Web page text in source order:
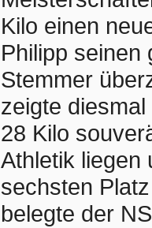
Kilo einen
Philipp seinen
Stemmer
zeigte
28 Kilo
Athletik liegen
sechsten
belegte der